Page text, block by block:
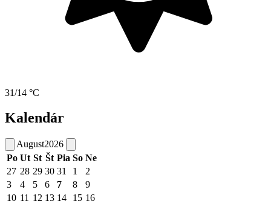
31/14 °C
Kalendár
August2026
Po Ut St Št Pia So Ne
27 28 29 30 31 1
2
3
4 5 6 7 8
9
10 11 12 13 14 15 16